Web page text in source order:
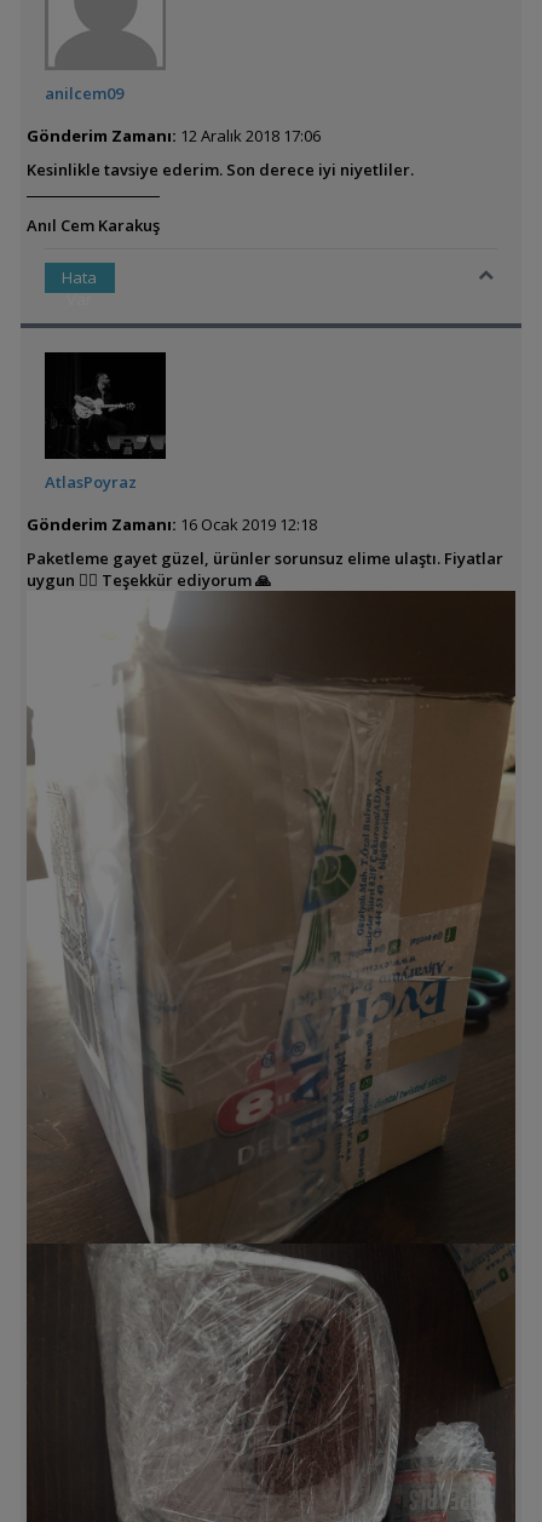
anilcem09
Gönderim Zamanı: 12 Aralık 2018 17:06
Kesinlikle tavsiye ederim. Son derece iyi niyetliler.
Anıl Cem Karakuş
Hata
Var
AtlasPoyraz
Gönderim Zamanı: 16 Ocak 2019 12:18
Paketleme gayet güzel, ürünler sorunsuz elime ulaştı. Fiyatlar
uygun 👍🏼 Teşekkür ediyorum 🙏